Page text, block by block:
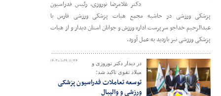
دکتر غلامرضا نوروزی، رئیس فدراسیون
پزشکی ورزشی در حاشیه مجمع هیات پزشکی ورزشی فارس با
عبدالرحیم خداجو سرپرست اداره ورزش و جوانان استان دیدار و از هیات
پزشکی ورزشی نیز بازدید به عمل آورد.
۱۴۰۳-۰۱-۲۹ ۱۱:۳۴
در دیدار دکتر نوروزی و
میلاد تقوی تاکید شد؛
توسعه تعاملات فدراسیون پزشکی
ورزشی و والیبال